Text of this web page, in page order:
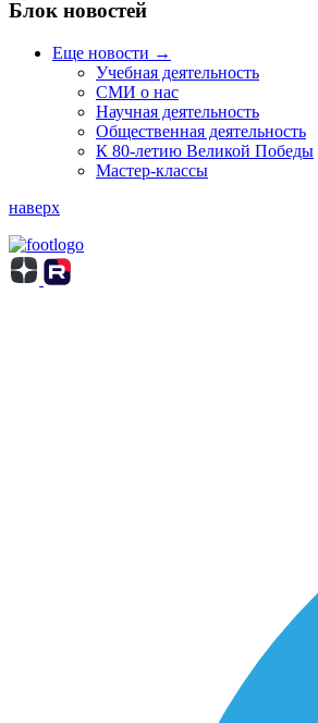
Блок новостей
Еще новости →
Учебная деятельность
СМИ о нас
Научная деятельность
Общественная деятельность
К 80-летию Великой Победы
Мастер-классы
наверх